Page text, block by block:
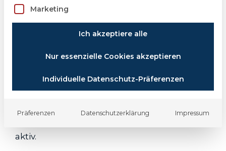
Neukunden
Buddenbrock ist es auch. Neben unseren
B2B-Dienstleistungen, Networking und die
gewinnen, sind wir seit 2019 sehr erfolgreich
aktiv.
Marketing
Ich akzeptiere alle
Nur essenzielle Cookies akzeptieren
Individuelle Datenschutz-Präferenzen
Präferenzen Datenschutzerklärung Impressum